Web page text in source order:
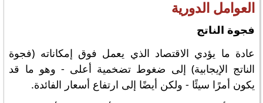
العوامل الدورية
فجوة الناتج
عادة ما يؤدي الاقتصاد الذي يعمل فوق إمكاناته (فجوة
الناتج الإيجابية) إلى ضغوط تضخمية أعلى - وهو ما قد
يكون أمرًا سيئًا - ولكن أيضًا إلى ارتفاع أسعار الفائدة.